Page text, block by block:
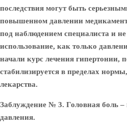
последствия могут быть
повышенном давлении
под наблюдением специалиста и
использование, как только
начали курс лечения гипертонии,
стабилизируется в пределах
лекарства.
Заблуждение № 3. Головная боль
давления.